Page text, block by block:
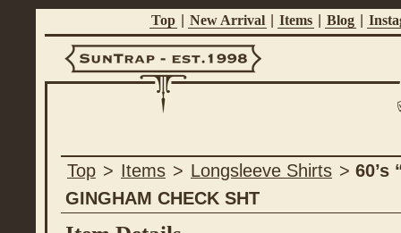
Top New Arrival Items Blog
Est.1998
Top > Items > Longsleeve Shirts > 60’s
GINGHAM CHECK SHT